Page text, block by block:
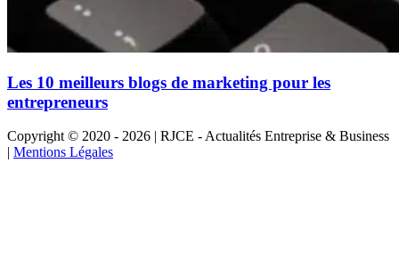
Les 10 meilleurs blogs de marketing pour les
entrepreneurs
Copyright © 2020 - 2026 | RJCE - Actualités Entreprise & Business
| Mentions Légales